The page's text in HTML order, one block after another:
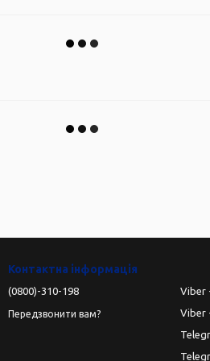
Контактна інформація
(0800)-310-198
Передзвонити вам?
Viber
Viber